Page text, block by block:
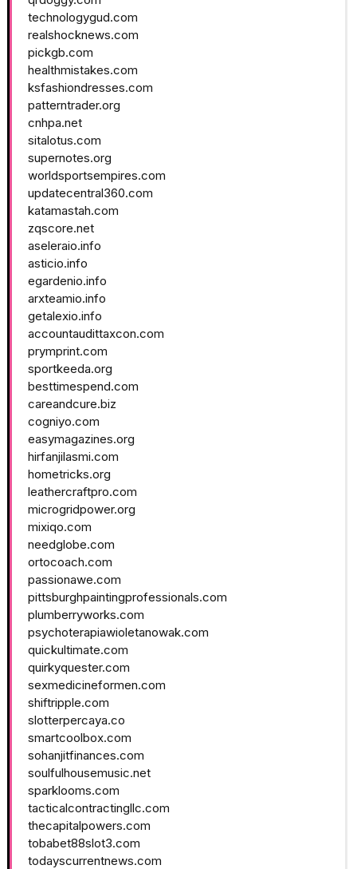
technologygud.com
realshocknews.com
pickgb.com
healthmistakes.com
ksfashiondresses.com
patterntrader.org
cnhpa.net
sitalotus.com
supernotes.org
worldsportsempires.com
updatecentral360.com
katamastah.com
zqscore.net
aseleraio.info
asticio.info
egardenio.info
arxteamio.info
getalexio.info
accountaudittaxcon.com
prymprint.com
sportkeeda.org
besttimespend.com
careandcure.biz
cogniyo.com
easymagazines.org
hirfanjilasmi.com
hometricks.org
leathercraftpro.com
microgridpower.org
mixiqo.com
needglobe.com
ortocoach.com
passionawe.com
pittsburghpaintingprofessionals.com
plumberryworks.com
psychoterapiawioletanowak.com
quickultimate.com
quirkyquester.com
sexmedicineformen.com
shiftripple.com
slotterpercaya.co
smartcoolbox.com
sohanjitfinances.com
soulfulhousemusic.net
sparklooms.com
tacticalcontractingllc.com
thecapitalpowers.com
tobabet88slot3.com
todayscurrentnews.com